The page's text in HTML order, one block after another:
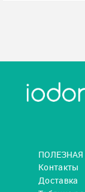
Контакты
Доставка